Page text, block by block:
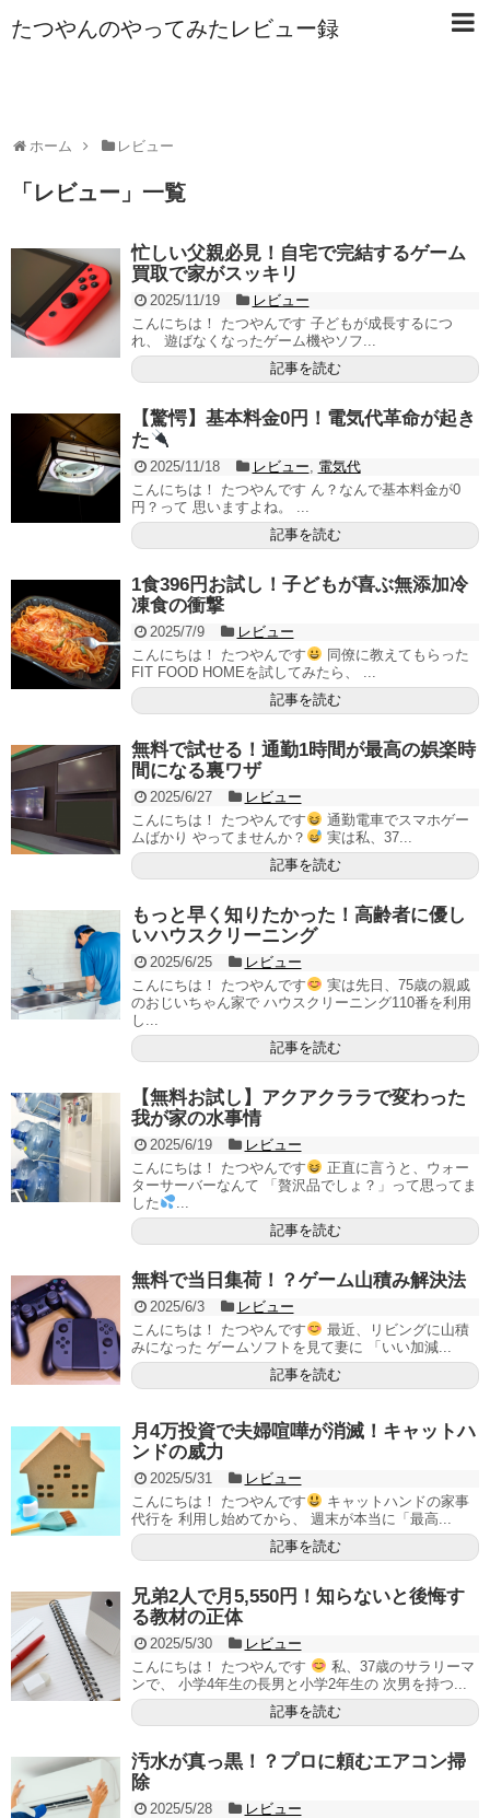
たつやんのやってみたレビュー録
ホーム レビュー
「 レビュー 」 一覧
忙しい父親必見！自宅で完結するゲーム
買取で家がスッキリ
2025/11/19
レビュー
こんにちは！ たつやんです 子どもが成長するにつ
れ、 遊ばなくなったゲーム機やソフ...
記事を読む
【驚愕】基本料金0円！電気代革命が起き
た
2025/11/18 レビュー
電気代
こんにちは！ たつやんです ん？なんで基本料金が0
円？って 思いますよね。 ...
記事を読む
1食396円お試し！子どもが喜ぶ無添加冷
凍食の衝撃
2025/7/9
レビュー
こんにちは！ たつやんです
同僚に教えてもらった
FIT FOOD HOMEを試してみたら、 ...
記事を読む
無料で試せる！通勤1時間が最高の娯楽時
間になる裏ワザ
2025/6/27
レビュー
こんにちは！ たつやんです
通勤電車でスマホゲー
ムばかり やってませんか？
実は私、37...
記事を読む
もっと早く知りたかった！高齢者に優し
いハウスクリーニング
2025/6/25
レビュー
こんにちは！ たつやんです
実は先日、75歳の親戚
のおじいちゃん家で ハウスクリーニング110番を利用
し...
記事を読む
【無料お試し】アクアクララで変わった
我が家の水事情
2025/6/19
レビュー
こんにちは！ たつやんです
正直に言うと、ウォー
ターサーバーなんて 「贅沢品でしょ？」って思ってま
した
記事を読む
無料で当日集荷！？ゲーム山積み解決法
2025/6/3
レビュー
こんにちは！ たつやんです
最近、リビングに山積
みになった ゲームソフトを見て妻に 「いい加減...
記事を読む
月4万投資で夫婦喧嘩が消滅！キャットハ
ンドの威力
2025/5/31
レビュー
こんにちは！ たつやんです
キャットハンドの家事
代行を 利用し始めてから、 週末が本当に「最高...
記事を読む
兄弟2人で月5,550円！知らないと後悔す
る教材の正体
2025/5/30
レビュー
こんにちは！ たつやんです
私、37歳のサラリーマ
ンで、 小学4年生の長男と小学2年生の 次男を持つ...
記事を読む
汚水が真っ黒！？プロに頼むエアコン掃
除
2025/5/28
レビュー